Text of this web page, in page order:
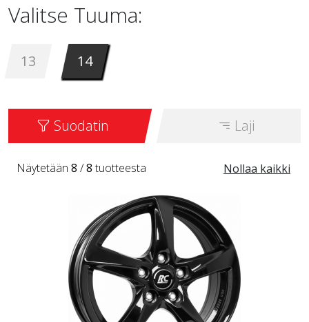
Valitse Tuuma:
13 14
Suodatin Laji
Nollaa kaikki
Näytetään 8 /8tuotteesta